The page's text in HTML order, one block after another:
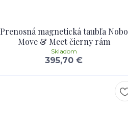
Prenosná magnetická taubľa Nobo
Move & Meet čierny rám
395,70 €
Skladom